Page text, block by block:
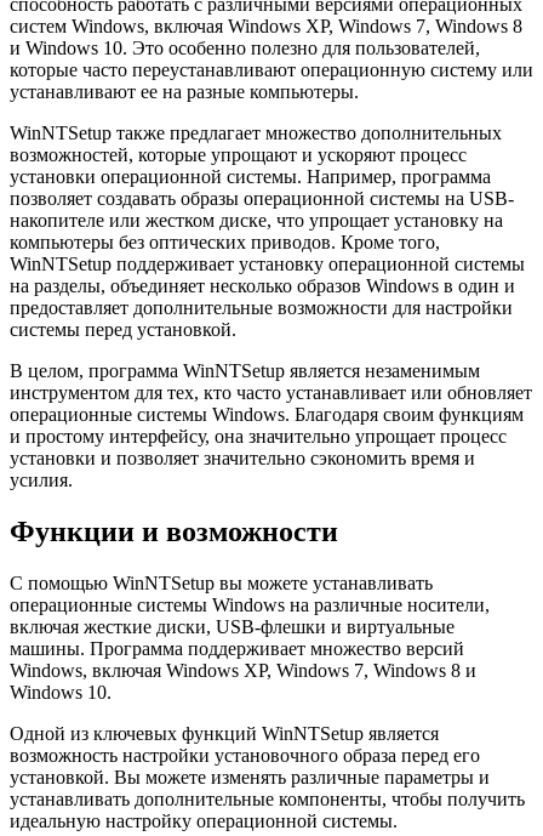
способность работать с различными версиями операционных
систем Windows, включая Windows XP, Windows 7, Windows 8
и Windows 10. Это особенно полезно для пользователей,
которые часто переустанавливают операционную систему или
устанавливают ее на разные компьютеры.
WinNTSetup также предлагает множество дополнительных
возможностей, которые упрощают и ускоряют процесс
установки операционной системы. Например, программа
позволяет создавать образы операционной системы на USB-
накопителе или жестком диске, что упрощает установку на
компьютеры без оптических приводов. Кроме того,
WinNTSetup поддерживает установку операционной системы
на разделы, объединяет несколько образов Windows в один и
предоставляет дополнительные возможности для настройки
системы перед установкой.
В целом, программа WinNTSetup является незаменимым
инструментом для тех, кто часто устанавливает или обновляет
операционные системы Windows. Благодаря своим функциям
и простому интерфейсу, она значительно упрощает процесс
установки и позволяет значительно сэкономить время и
усилия.
Функции и возможности
С помощью WinNTSetup вы можете устанавливать
операционные системы Windows на различные носители,
включая жесткие диски, USB-флешки и виртуальные
машины. Программа поддерживает множество версий
Windows, включая Windows XP, Windows 7, Windows 8 и
Windows 10.
Одной из ключевых функций WinNTSetup является
возможность настройки установочного образа перед его
установкой. Вы можете изменять различные параметры и
устанавливать дополнительные компоненты, чтобы получить
идеальную настройку операционной системы.